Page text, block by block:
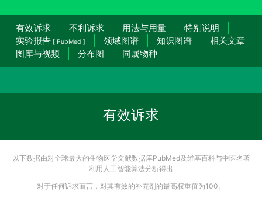
有效诉求 不利诉求 用法与用量
特别说明
实验报告 [ PubMed ] 领域图谱 知识图谱
相关文章
图库与视频
分布图 同属物种
有效诉求
以下数据由对全球最大的生物医学文献数据库PubMed及维基百科与中医名著
利用人工智能算法分析得出
对于任何诉求而言，对其有效的补充剂的最高权重值为100。